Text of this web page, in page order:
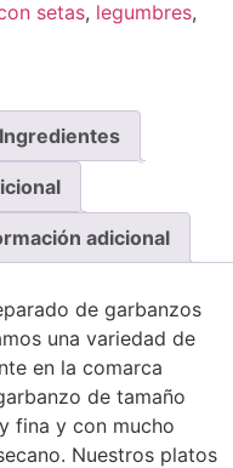
setas, legumbres,
Ingredientes
adicional
de garbanzos
una variedad de
en la comarca
de tamaño
fina y con mucho
Nuestros platos